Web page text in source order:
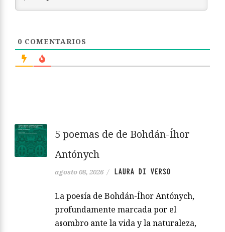
0 COMENTARIOS
5 poemas de de Bohdán-Íhor
Antónych
agosto 08, 2026 / LAURA DI VERSO
La poesía de Bohdán-Íhor Antónych,
profundamente marcada por el
asombro ante la vida y la naturaleza,